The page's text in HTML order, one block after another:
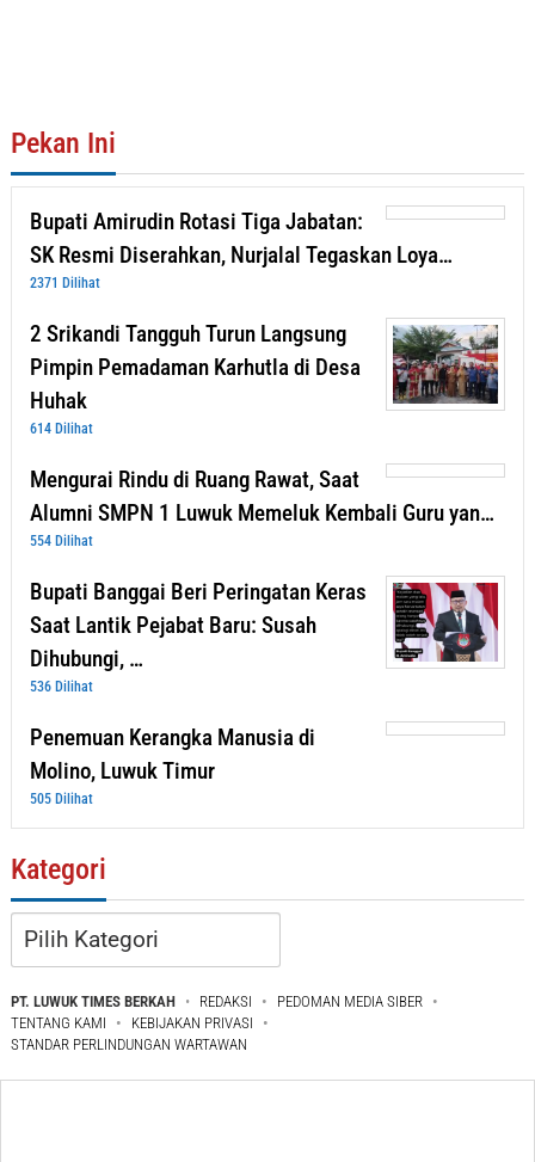
Pekan Ini
Bupati Amirudin Rotasi Tiga Jabatan:
SK Resmi Diserahkan, Nurjalal Tegaskan Loya…
2371 Dilihat
2 Srikandi Tangguh Turun Langsung
Pimpin Pemadaman Karhutla di Desa
Huhak
614 Dilihat
Mengurai Rindu di Ruang Rawat, Saat
Alumni SMPN 1 Luwuk Memeluk Kembali Guru yan…
554 Dilihat
Bupati Banggai Beri Peringatan Keras
Saat Lantik Pejabat Baru: Susah
Dihubungi, …
536 Dilihat
Penemuan Kerangka Manusia di
Molino, Luwuk Timur
505 Dilihat
Kategori
Kategori
PT. LUWUK TIMES BERKAH REDAKSI
PEDOMAN MEDIA SIBER
TENTANG KAMI
KEBIJAKAN PRIVASI
STANDAR PERLINDUNGAN WARTAWAN